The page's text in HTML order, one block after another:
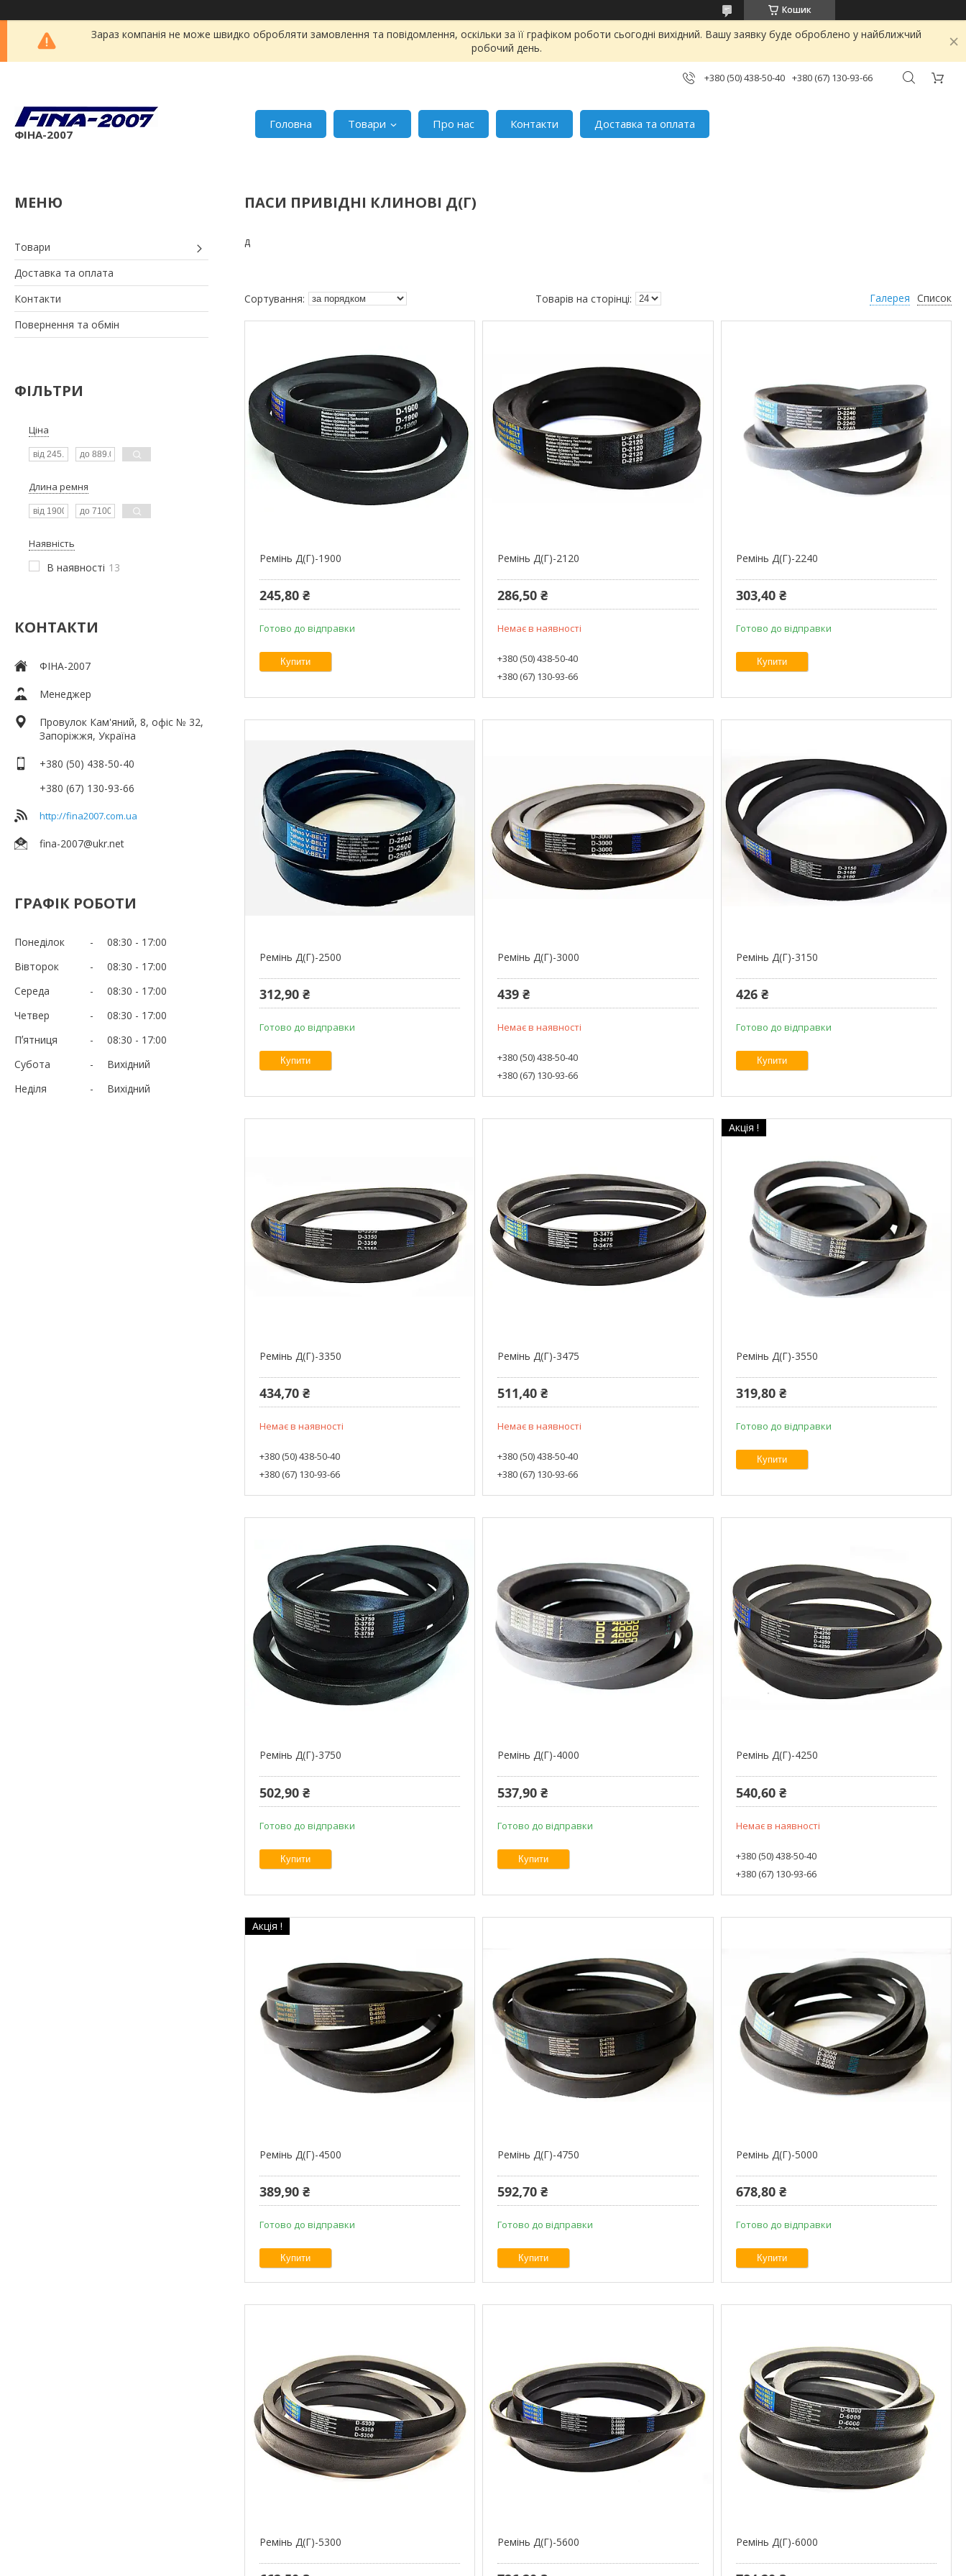
Кошик
Зараз компанія не може швидко обробляти замовлення та повідомлення, оскільки за її графіком роботи сьогодні вихідний. Вашу заявку буде оброблено у найближчий
робочий день.
+380 (50) 438-50-40 +380 (67) 130-93-66
ФІНА-2007
Головна Товари Про нас Контакти Доставка та оплата
Товари
Доставка та оплата
Контакти
Повернення та обмін
ФІЛЬТРИ
Ціна
Длина ремня
Наявність
В наявності 13
КОНТАКТИ
ФІНА-2007
Менеджер
Провулок Кам'яний, 8, офіс № 32,
Запоріжжя, Україна
+380 (50) 438-50-40
+380 (67) 130-93-66
http://fina2007.com.ua
fina-2007@ukr.net
ГРАФІК РОБОТИ
Понеділок 08:30
17:00
Вівторок
08:30
17:00
Середа
08:30
17:00
Четвер
08:30
17:00
Пʼятниця
08:30
17:00
Субота
Вихідний
Неділя
Вихідний
ПАСИ ПРИВІДНІ КЛИНОВІ Д(Г)
д
Галерея Список
Ремінь Д(Г)-1900
245,80 ₴
Готово до відправки
Купити
Ремінь Д(Г)-2120
286,50 ₴
Немає в наявності
+380 (50) 438-50-40
+380 (67) 130-93-66
Ремінь Д(Г)-2240
303,40 ₴
Готово до відправки
Купити
Ремінь Д(Г)-2500
312,90 ₴
Готово до відправки
Купити
Ремінь Д(Г)-3000
439 ₴
Немає в наявності
+380 (50) 438-50-40
+380 (67) 130-93-66
Ремінь Д(Г)-3150
426 ₴
Готово до відправки
Купити
Ремінь Д(Г)-3350
434,70 ₴
Немає в наявності
+380 (50) 438-50-40
+380 (67) 130-93-66
Ремінь Д(Г)-3475
511,40 ₴
Немає в наявності
+380 (50) 438-50-40
+380 (67) 130-93-66
Акція !
Ремінь Д(Г)-3550
319,80 ₴
Готово до відправки
Купити
Ремінь Д(Г)-3750
502,90 ₴
Готово до відправки
Купити
Ремінь Д(Г)-4000
537,90 ₴
Готово до відправки
Купити
Ремінь Д(Г)-4250
540,60 ₴
Немає в наявності
+380 (50) 438-50-40
+380 (67) 130-93-66
Акція !
Ремінь Д(Г)-4500
389,90 ₴
Готово до відправки
Купити
Ремінь Д(Г)-4750
592,70 ₴
Готово до відправки
Купити
Ремінь Д(Г)-5000
678,80 ₴
Готово до відправки
Купити
Ремінь Д(Г)-5300 Ремінь Д(Г)-5600 Ремінь Д(Г)-6000